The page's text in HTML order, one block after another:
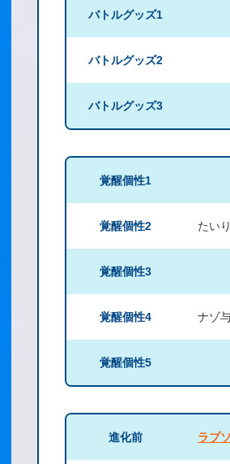
バトルグッズ1
バトルグッズ2
バトルグッズ3
覚醒個性1
覚醒個性2 たい
覚醒個性3
覚醒個性4 ナゾ
覚醒個性5
進化前 ラプ